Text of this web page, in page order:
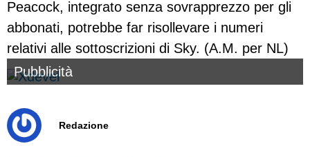
Peacock, integrato senza sovrapprezzo per gli
abbonati, potrebbe far risollevare i numeri
relativi alle sottoscrizioni di Sky. (A.M. per NL)
Pubblicità
Redazione